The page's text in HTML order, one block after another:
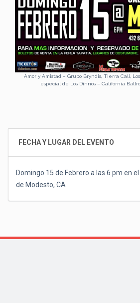
Amor y Amistad – Grupo Bryndis, Tierra Cali,
especial de Los Dinnos – California
FECHA Y LUGAR DEL EVENTO
Domingo 15 de Febrero a las 6 pm en
de Modesto, CA